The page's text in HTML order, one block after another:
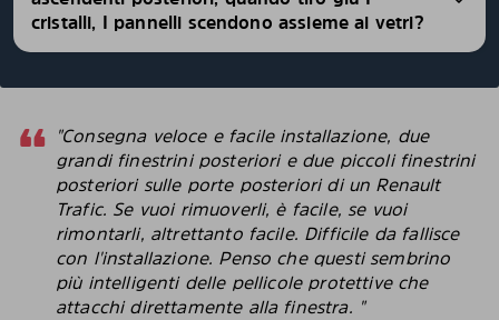
cristalli, I pannelli scendono assieme ai vetri?
"Consegna veloce e facile installazione, due
grandi finestrini posteriori e due piccoli finestrini
posteriori sulle porte posteriori di un Renault
Trafic. Se vuoi rimuoverli, è facile, se vuoi
rimontarli, altrettanto facile. Difficile da fallisce
con l'installazione. Penso che questi sembrino
più intelligenti delle pellicole protettive che
attacchi direttamente alla finestra. "